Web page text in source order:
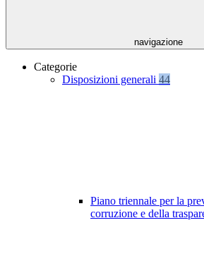
navigazione
Categorie
Disposizioni generali 44
Piano triennale per la
corruzione e della